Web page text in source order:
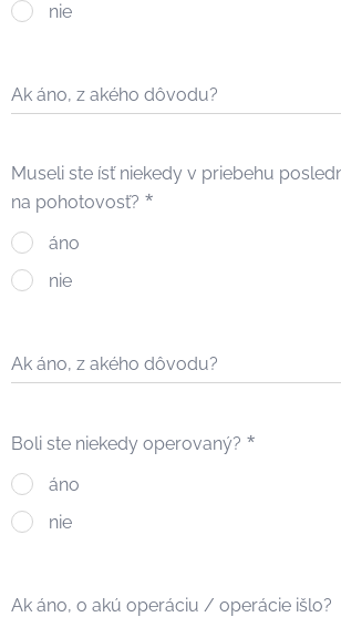
nie
Ak áno, z akého dôvodu?
Museli ste ísť niekedy v priebehu
na pohotovosť?
áno
nie
Ak áno, z akého dôvodu?
Boli ste niekedy operovaný?
áno
nie
Ak áno, o akú operáciu / operácie išlo?